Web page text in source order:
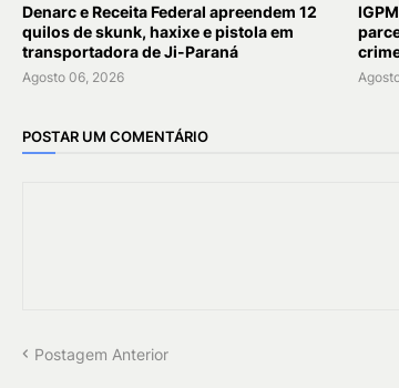
Denarc e Receita Federal apreendem 12
quilos de skunk, haxixe e pistola em
transportadora de Ji-Paraná
Agosto 06, 2026
POSTAR UM COMENTÁRIO
Postagem Anterior